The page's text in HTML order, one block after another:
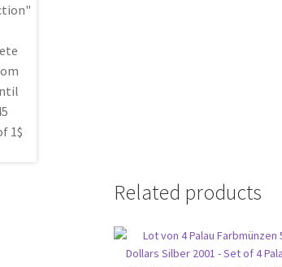
Related products